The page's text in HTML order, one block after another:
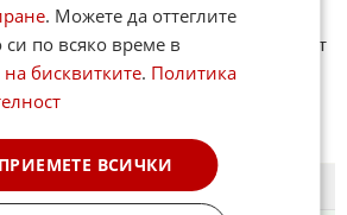
източници, с изключение на
imot.bg, zaplata.bg, bazar.bg ще бъдат
КЪМ СТАТИЯТА
. Можете да оттеглите
си по всяко време в
бисквитките. Политика
ПРИЕМЕТЕ ВСИЧКИ